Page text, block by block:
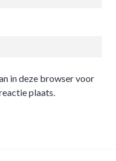
in deze browser voor
plaats.